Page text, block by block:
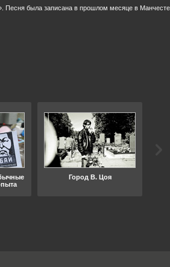
Песня была записана в прошлом месяце в
Город В. Цоя